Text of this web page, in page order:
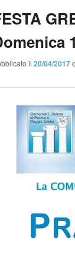
il 20/04/2017